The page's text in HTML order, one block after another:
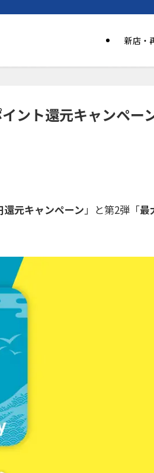
新店・
ント還元キャンペーン
元キャンペーン」と第2弾「最